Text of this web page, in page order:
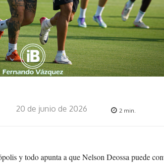
20 de junio de 2026 2 min.
y todo apunta a que Nelson Deossa puede